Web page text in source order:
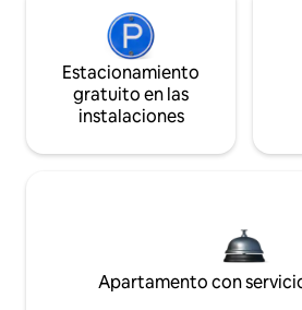
Estacionamiento
gratuito en las
instalaciones
Apartamento con